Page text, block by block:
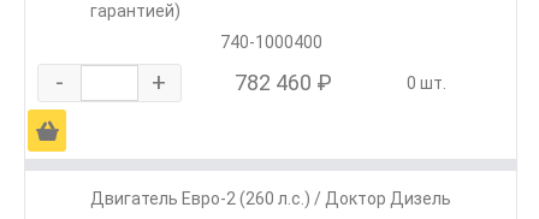
гарантией)
740-1000400
- + 782 460 ₽ 0 шт.
Ä
Двигатель Евро-2 (260 л.с.) / Доктор Дизель